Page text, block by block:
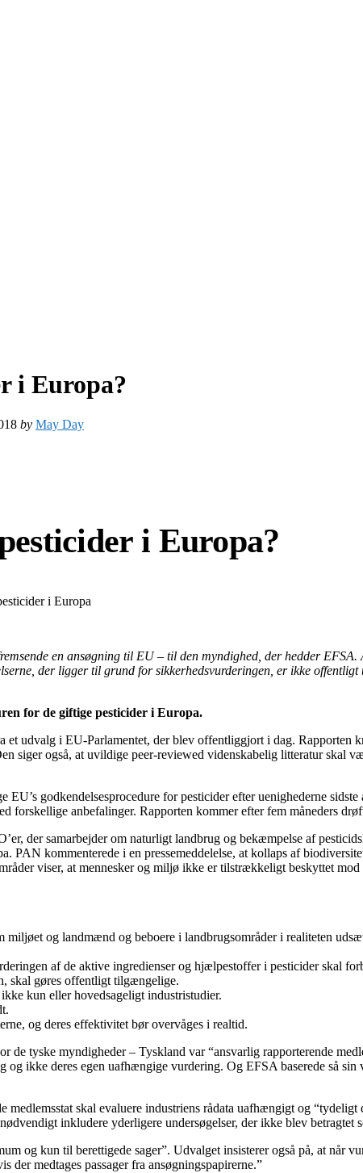
i Europa?
by May Day
i Europa?
i Europa
en ansøgning til EU – til den myndighed, der hedder
der ligger til grund for sikkerhedsvurderingen, er ikke
for de giftige pesticider i Europa.
udvalg i EU-Parlamentet, der blev offentliggjort i dag. Rapporten
siger også, at uvildige peer-reviewed videnskabelig litteratur skal
EU’s godkendelsesprocedure for pesticider efter uenighederne
forskellige anbefalinger. Rapporten kommer efter ​​fem måneders
der samarbejder om naturligt landbrug og bekæmpelse af
PAN kommenterede i en pressemeddelelse, at kollaps af
viser, at mennesker og miljø ikke er tilstrækkeligt beskyttet
og landmænd og beboere i landbrugsområder i realiteten
af ​​de aktive ingredienser og hjælpestoffer i pesticider skal
skal gøres offentligt tilgængelige.
kun eller hovedsageligt industristudier.
og deres effektivitet bør overvåges i realtid.
tyske myndigheder – Tyskland var “ansvarlig rapporterende
ikke deres egen uafhængige vurdering. Og EFSA baserede så
skal evaluere industriens rådata uafhængigt og
inkludere yderligere undersøgelser, der ikke blev betragtet
og kun til berettigede sager”. Udvalget insisterer også på, at når
der medtages passager fra ansøgningspapirerne.”